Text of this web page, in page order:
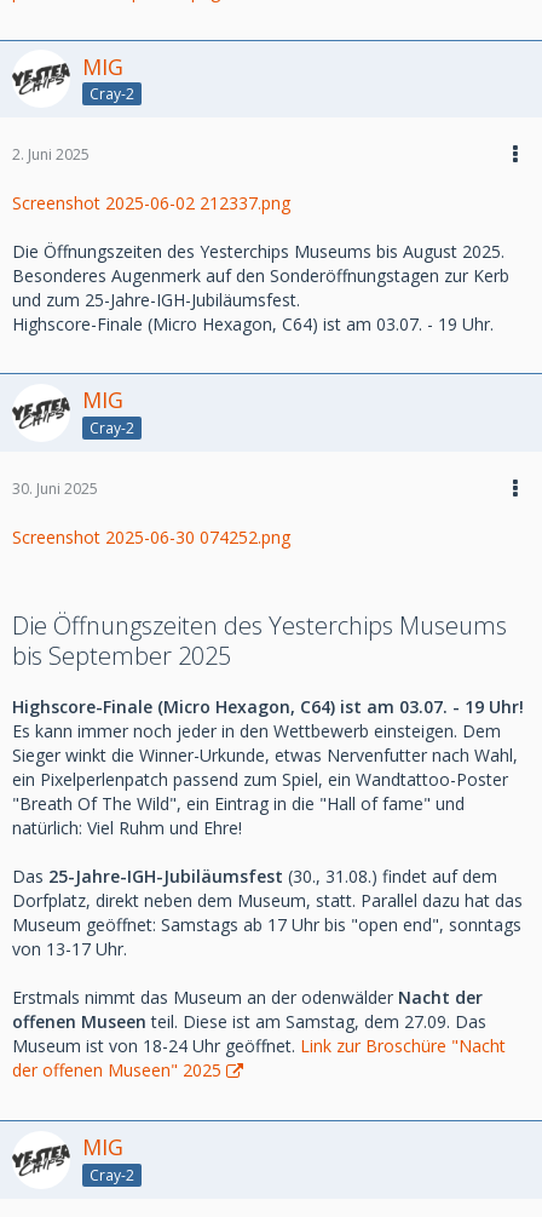
MIG
Cray-2
2. Juni 2025
Screenshot 2025-06-02 212337.png
Die Öffnungszeiten des Yesterchips Museums bis August 2025.
Besonderes Augenmerk auf den Sonderöffnungstagen zur Kerb
und zum 25-Jahre-IGH-Jubiläumsfest.
Highscore-Finale (Micro Hexagon, C64) ist am 03.07. - 19 Uhr.
MIG
Cray-2
30. Juni 2025
Screenshot 2025-06-30 074252.png
Die Öffnungszeiten des Yesterchips Museums
bis September 2025
Highscore-Finale (Micro Hexagon, C64) ist am 03.07. - 19 Uhr!
Es kann immer noch jeder in den Wettbewerb einsteigen. Dem
Sieger winkt die Winner-Urkunde, etwas Nervenfutter nach Wahl,
ein Pixelperlenpatch passend zum Spiel, ein Wandtattoo-Poster
"Breath Of The Wild", ein Eintrag in die "Hall of fame" und
natürlich: Viel Ruhm und Ehre!
Das 25-Jahre-IGH-Jubiläumsfest (30., 31.08.) findet auf dem
Dorfplatz, direkt neben dem Museum, statt. Parallel dazu hat das
Museum geöffnet: Samstags ab 17 Uhr bis "open end", sonntags
von 13-17 Uhr.
Erstmals nimmt das Museum an der odenwälder Nacht der
offenen Museen teil. Diese ist am Samstag, dem 27.09. Das
Museum ist von 18-24 Uhr geöffnet. Link zur Broschüre "Nacht
der offenen Museen" 2025
MIG
Cray-2